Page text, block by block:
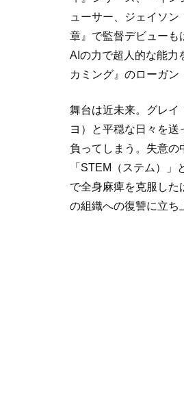
ューサー、ジェイソ
章』で監督デビューも
AIの力で超人的な能力
カミング』のローガン
舞台は近未来。グレイ
ヨ）と平穏な日々を
負ってしまう。失意の
「STEM（ステム）
で全身麻痺を克服した
の組織への復讐に立ち